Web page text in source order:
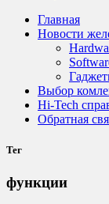
Главная
Новости
Выбор
Hi-Tech
Обратная
Тег
функции